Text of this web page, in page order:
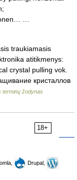
…
traukiamasis
atitikmenys:
crystal pulling vok.
кристаллов
terminų žodynas
18+
Drupal,